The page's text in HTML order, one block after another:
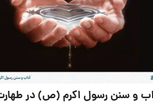
و سنن رسول اکرم (ص) در